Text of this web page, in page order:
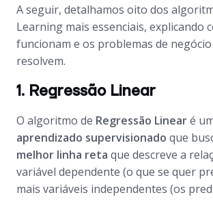
A seguir, detalhamos oito dos
Learning mais essenciais, explicando
funcionam e os problemas de
resolvem.
1. Regressão Linear
O algoritmo de Regressão Linearé
aprendizado supervisionado que
melhor linha reta que descreve a
variável dependente (o que se quer
mais variáveis independentes (os